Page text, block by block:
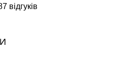
відгуків